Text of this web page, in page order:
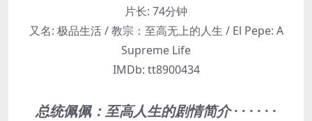
片长: 74分钟
又名: 极品生活 / 教宗：至高无上的人生 / El Pepe: A
Supreme Life
IMDb: tt8900434
总统佩佩：至高人生的剧情简介· · · · · ·